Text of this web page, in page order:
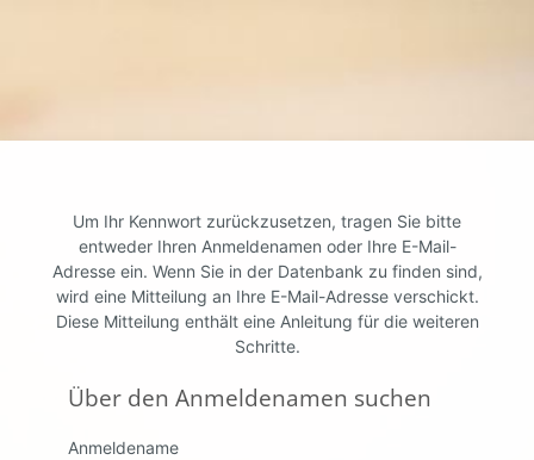
Um Ihr Kennwort zurückzusetzen, tragen Sie bitte
entweder Ihren Anmeldenamen oder Ihre E-Mail-
Adresse ein. Wenn Sie in der Datenbank zu finden sind,
wird eine Mitteilung an Ihre E-Mail-Adresse verschickt.
Diese Mitteilung enthält eine Anleitung für die weiteren
Schritte.
Über den Anmeldenamen suchen
Über den Anmeldenamen suchen
Anmeldename